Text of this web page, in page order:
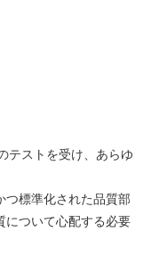
テストを受け、あらゆ
つ標準化された品質部
について心配する必要